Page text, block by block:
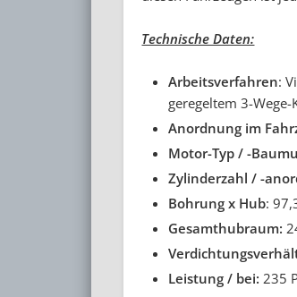
Technische Daten:
Arbeitsverfahren:
geregeltem 3-Wege-
Anordnung im
Motor-Typ / -
Zylinderzahl / -
Bohrung x Hub:
Gesamthubraum:
Leistung / bei:235